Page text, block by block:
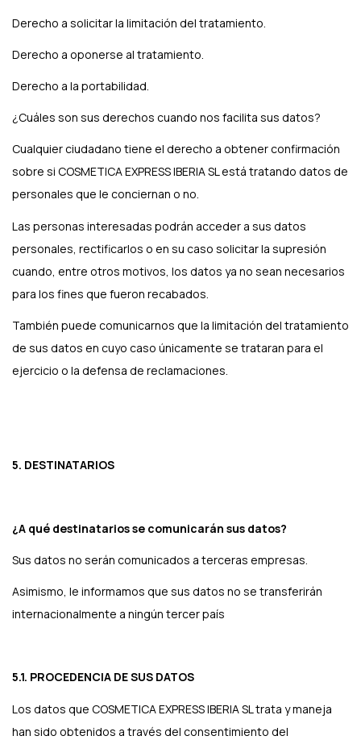
Derecho a solicitar la limitación del tratamiento.
Derecho a oponerse al tratamiento.
Derecho a la portabilidad.
¿Cuáles son sus derechos cuando nos facilita sus datos?
Cualquier ciudadano tiene el derecho a obtener confirmación
sobre si COSMETICA EXPRESS IBERIA SL está tratando datos de
personales que le conciernan o no.
Las personas interesadas podrán acceder a sus datos
personales, rectificarlos o en su caso solicitar la supresión
cuando, entre otros motivos, los datos ya no sean necesarios
para los fines que fueron recabados.
También puede comunicarnos que la limitación del tratamiento
de sus datos en cuyo caso únicamente se trataran para el
ejercicio o la defensa de reclamaciones.
5. DESTINATARIOS
¿A qué destinatarios se comunicarán sus datos?
Sus datos no serán comunicados a terceras empresas.
Asimismo, le informamos que sus datos no se transferirán
internacionalmente a ningún tercer país
5.1. PROCEDENCIA DE SUS DATOS
Los datos que COSMETICA EXPRESS IBERIA SL trata y maneja
han sido obtenidos a través del consentimiento del